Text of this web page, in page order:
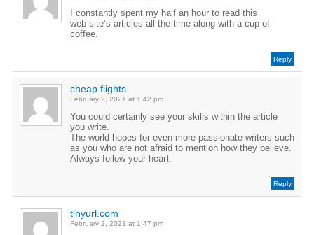
I constantly spent my half an hour to read this
web site’s articles all the time along with a cup of
coffee.
Reply
cheap flights
February 2, 2021 at 1:42 pm
You could certainly see your skills within the article
you write.
The world hopes for even more passionate writers such
as you who are not afraid to mention how they believe.
Always follow your heart.
Reply
tinyurl.com
February 2, 2021 at 1:47 pm